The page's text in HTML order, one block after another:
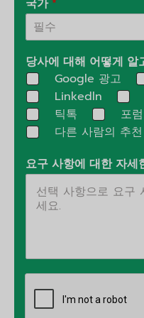
국가 *
당사에 대해 어떻게
Google 광고
Linkedln
틱톡
포
다른 사람의 추천
요구 사항에 대한 자세